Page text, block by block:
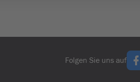
Folgen Sie uns auf